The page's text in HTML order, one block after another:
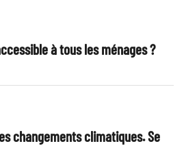
à tous les ménages ?
changements climatiques. Se